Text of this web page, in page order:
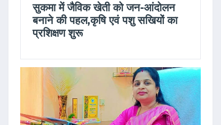
सुकमा में जैविक खेती को जन-आंदोलन
बनाने की पहल,कृषि एवं पशु सखियों का
प्रशिक्षण शुरू